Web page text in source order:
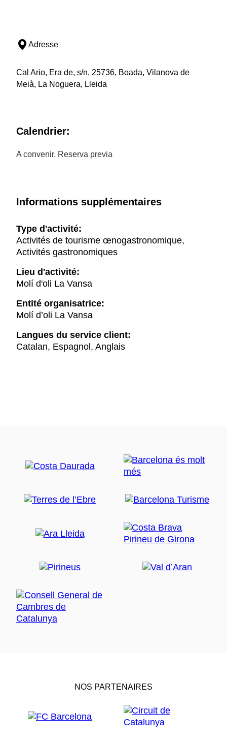
Adresse
Cal Ario, Era de, s/n, 25736, Boada, Vilanova de
Meià, La Noguera, Lleida
Calendrier:
A convenir. Reserva previa
Informations supplémentaires
Type d'activité:
Activités de tourisme œnogastronomique,
Activités gastronomiques
Lieu d'activité:
Molí d'oli La Vansa
Entité organisatrice:
Molí d’oli La Vansa
Langues du service client:
Catalan, Espagnol, Anglais
NOS PARTENAIRES